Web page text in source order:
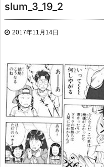
slum_3_19_2
2017年11月14日